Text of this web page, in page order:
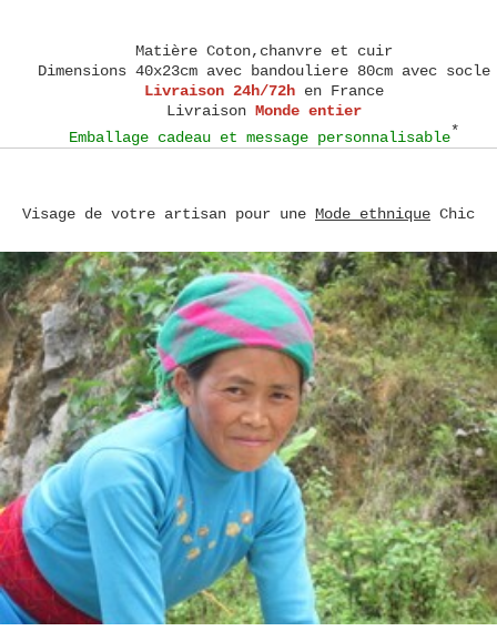
Matière Coton,chanvre et cuir
Dimensions 40x23cm avec bandouliere 80cm avec socle
Livraison 24h/72h en France
LivraisonMonde entier
Emballage cadeau et message personnalisable*
Visage de votre artisan pour une Mode ethnique Chic